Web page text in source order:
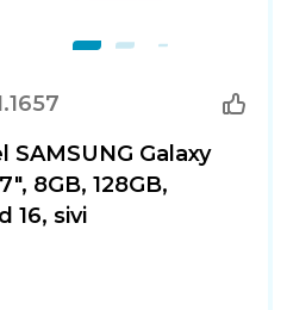
SAMSUNG Galaxy
8GB, 128GB,
16, sivi